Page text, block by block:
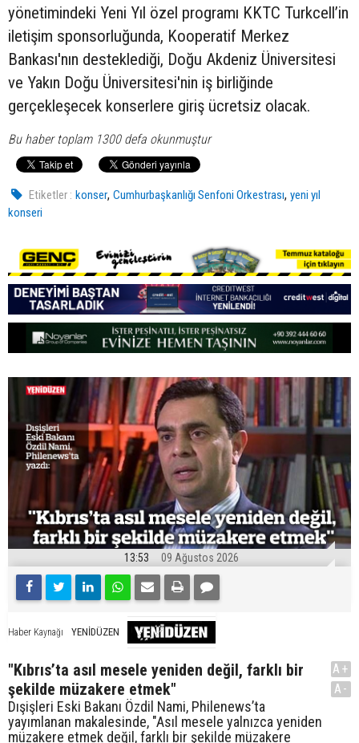
yönetimindeki Yeni Yıl özel programı KKTC Turkcell’in
iletişim sponsorluğunda, Kooperatif Merkez
Bankası'nın desteklediği, Doğu Akdeniz Üniversitesi
ve Yakın Doğu Üniversitesi'nin iş birliğinde
gerçekleşecek konserlere giriş ücretsiz olacak.
Bu haber toplam 1300 defa okunmuştur
Etiketler : konser,Cumhurbaşkanlığı Senfoni Orkestrası,yeni yıl
konseri
13:53 09 Ağustos 2026
Haber Kaynağı YENİDÜZEN
"Kıbrıs’ta asıl mesele yeniden değil, farklı bir
şekilde müzakere etmek"
Dışişleri Eski Bakanı Özdil Nami, Philenews’ta
yayımlanan makalesinde, "Asıl mesele yalnızca yeniden
müzakere etmek değil, farklı bir şekilde müzakere
A+
A-